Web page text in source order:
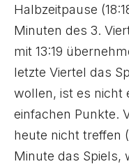
Halbzeitpause
Minuten des 3.
mit 13:19
letzte Viertel das
wollen, ist es nicht
einfachen Punkte.
heute nicht treffen
Minute das Spiels,